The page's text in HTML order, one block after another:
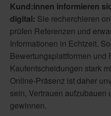
Kund:innen informieren
digital: Sie recherchieren
prüfen Referenzen und
Informationen in Echtzeit.
Bewertungsplattformen und
Kaufentscheidungen stark
Online-Präsenz ist daher
sein, Vertrauen
gewinnen.